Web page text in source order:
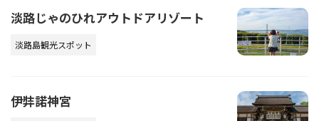
淡路じゃのひれアウトドアリゾート
淡路島観光スポット
伊弉諾神宮